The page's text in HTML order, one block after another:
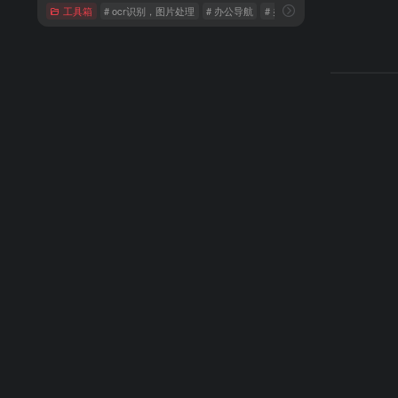
工具箱 # ocr识别，图片处理 # 办公导航 # 办公工具